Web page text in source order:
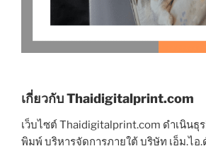
เกี่ยวกับ Thaidigitalprint.com
เว็บไซต์ Thaidigitalprint.com ดำเนินธุ
พิมพ์ บริหารจัดการภายใต้ บริษัท เอ็ม.ไอ